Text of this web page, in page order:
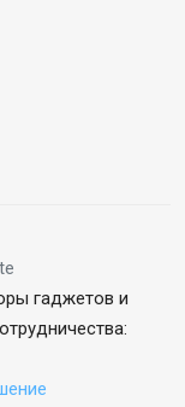
гаджетов и